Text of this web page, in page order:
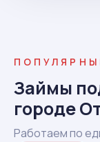
Займы
городе
Работаем по